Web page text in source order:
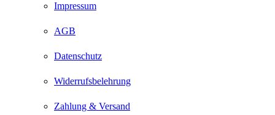
Impressum
AGB
Datenschutz
Widerrufsbelehrung
Zahlung & Versand